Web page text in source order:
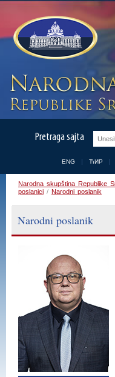
Pretraga sajta
ENG ЋИР
Narodna skupština Republike
poslanici / Narodni poslanik
Narodni poslanik